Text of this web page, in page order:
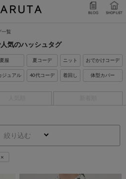
一覧
気のハッシュタグ
夏服
ジュアル
夏コーデ
40代コーデ
ニット
着回し
おでかけコーデ
体型カバー
絞り込む
×